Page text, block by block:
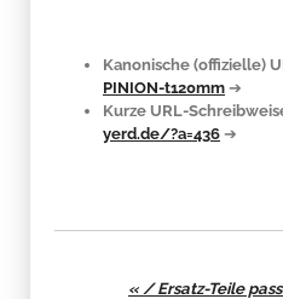
Kanonische (offizielle)
PINION-t120mm ➔
Kurze URL-
yerd.de/?a=436 ➔
« / Ersatz-Teile